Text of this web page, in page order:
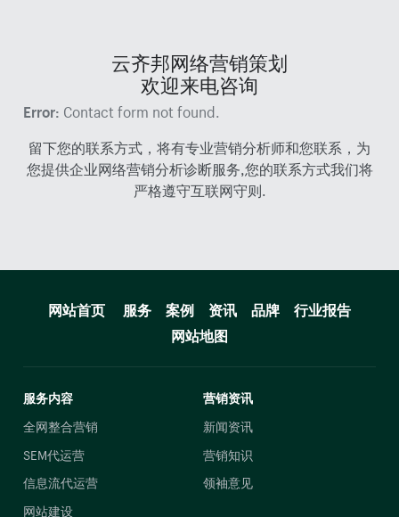
云齐邦网络营销策划
欢迎来电咨询
Error: Contact form not found.
留下您的联系方式，将有专业营销分析师和您联系，为
您提供企业网络营销分析诊断服务,您的联系方式我们将
严格遵守互联网守则.
网站首页 服务 案例 资讯 品牌
行业报告
网站地图
服务内容
全网整合营销
SEM代运营
信息流代运营
网站建设
营销资讯
新闻资讯
营销知识
领袖意见